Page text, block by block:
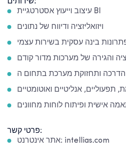
עיצוב וייעוץ אסטרטגיית BI
ויזואליזציה ודיווח של נתונים
בינה עסקית בשירות עצמי
והגירה של מערכות מדור קודם
תפעוליים, אנליטיים ואוטומטיים
אישית ופיתוח לוחות מחוונים
פרטי קשר:
אתר אינטרנט: intellias.com